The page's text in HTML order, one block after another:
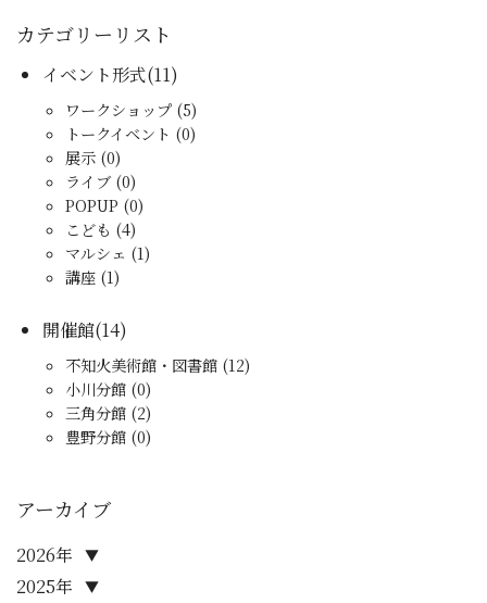
カテゴリーリスト
イベント形式(11)
ワークショップ (5)
トークイベント (0)
展示 (0)
ライブ (0)
POPUP (0)
こども (4)
マルシェ (1)
講座 (1)
開催館(14)
不知火美術館・図書館 (12)
小川分館 (0)
三角分館 (2)
豊野分館 (0)
アーカイブ
2025年 ▼
2026年 ▼